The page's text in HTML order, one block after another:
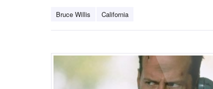
Bruce Willis California